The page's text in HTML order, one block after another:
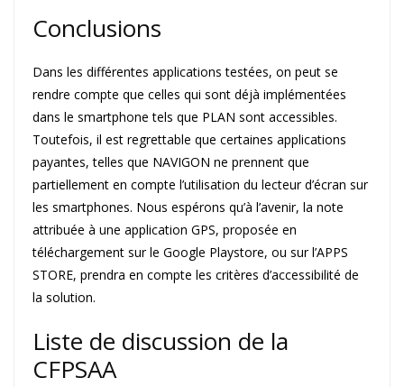
Conclusions
Dans les différentes applications testées, on peut se
rendre compte que celles qui sont déjà implémentées
dans le smartphone tels que PLAN sont accessibles.
Toutefois, il est regrettable que certaines applications
payantes, telles que NAVIGON ne prennent que
partiellement en compte l’utilisation du lecteur d’écran sur
les smartphones. Nous espérons qu’à l’avenir, la note
attribuée à une application GPS, proposée en
téléchargement sur le Google Playstore, ou sur l’APPS
STORE, prendra en compte les critères d’accessibilité de
la solution.
Liste de discussion de la
CFPSAA